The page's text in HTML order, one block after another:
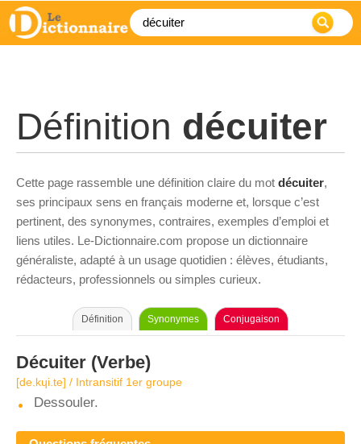
Définition décuiter
Cette page rassemble une définition claire du mot décuiter,
ses principaux sens en français moderne et, lorsque c’est
pertinent, des synonymes, contraires, exemples d’emploi et
liens utiles. Le-Dictionnaire.com propose un dictionnaire
généraliste, adapté à un usage quotidien : élèves, étudiants,
rédacteurs, professionnels ou simples curieux.
Définition Synonymes Conjugaison
Décuiter (Verbe)
[de.kɥi.te] / Intransitif 1er groupe
Dessouler.